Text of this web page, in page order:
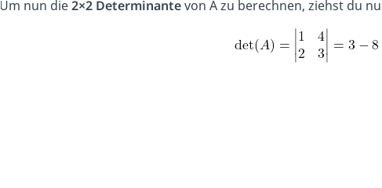
Um nun die2×2 Determinantevon A zu berechnen, ziehst du